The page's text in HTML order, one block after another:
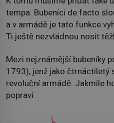
tempa. Bubeníci de facto
a v armádě je tato funkce
Ti ještě nezvládnou nosit
Mezi nejznámější bubeníky
1793), jenž jako čtrnáctiletý
revoluční armádě. Jakmile
popraví.